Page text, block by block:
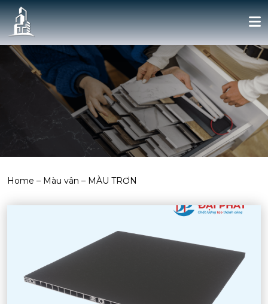
Home – Màu vân – MÀU TRƠN